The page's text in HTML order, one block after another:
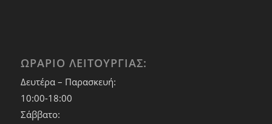
ΩΡΑΡΙΟ ΛΕΙΤΟΥΡΓΙΑΣ:
Δευτέρα – Παρασκευή:
10:00-18:00
Σάββατο: